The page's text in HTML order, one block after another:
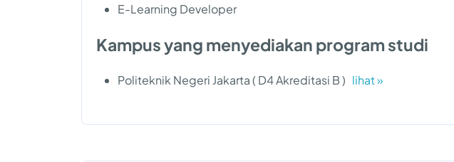
E-Learning Developer
Kampus yang menyediakan program studi
Politeknik Negeri Jakarta ( D4 Akreditasi B ) lihat »